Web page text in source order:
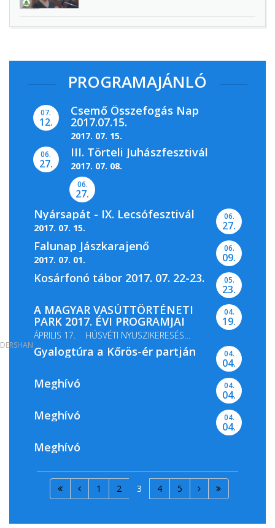
PROGRAMAJÁNLÓ
07.
12.
Csemő Összefogás Nap
2017.07.15.
2017. 07. 15.
06.
27.
III. Törteli Juhászfesztivál
2017. 07. 08.
06.
27.
Nyársapát - IX. Lecsófesztivál
2017. 07. 15.
06.
27.
Falunap Jászkarajenő
2017. 07. 01.
06.
09.
Kosárfonó tábor 2017. 07. 22-23. 05.
23.
A MAGYAR VASÚTTÖRTÉNETI
PARK 2017. ÉVI PROGRAMJAI
ÁPRILIS 17. HÚSVÉTI NYUSZIKERESÉS
MÁJUS 13-14. GŐZMOZDONY...
04.
19.
Gyalogtúra a Kőrös-ér partján 04.
04.
Meghívó 04.
04.
Meghívó 04.
04.
Meghívó
1 2 3 4 5
DERSHAN